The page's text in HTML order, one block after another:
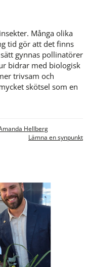
Många olika
tid gör att det finns
gynnas pollinatörer
bidrar med biologisk
trivsam och
skötsel som en
Hellberg
Lämna en synpunkt